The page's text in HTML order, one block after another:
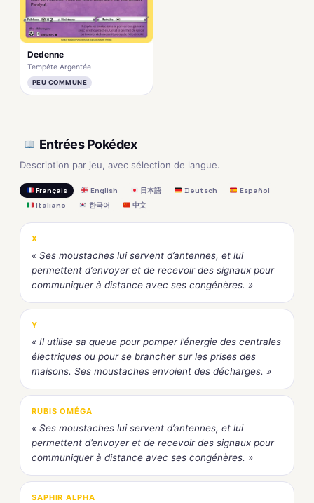
Dedenne
Tempête Argentée
PEU COMMUNE
Entrées Pokédex
Description par jeu, avec sélection de langue.
Français English 日本語 Deutsch
Español
Italiano
한국어 中文
X
« Ses moustaches lui servent d’antennes, et lui
permettent d’envoyer et de recevoir des signaux pour
communiquer à distance avec ses congénères. »
Y
« Il utilise sa queue pour pomper l’énergie des centrales
électriques ou pour se brancher sur les prises des
maisons. Ses moustaches envoient des décharges. »
RUBIS OMÉGA
« Ses moustaches lui servent d’antennes, et lui
permettent d’envoyer et de recevoir des signaux pour
communiquer à distance avec ses congénères. »
SAPHIR ALPHA